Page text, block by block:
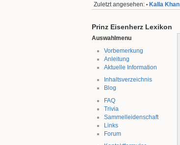
Zuletzt angesehen: • Kalla Khan
Prinz Eisenherz Lexikon
Auswahlmenu
Vorbemerkung
Anleitung
Aktuelle Information
Inhaltsverzeichnis
Blog
FAQ
Trivia
Sammelleidenschaft
Links
Forum